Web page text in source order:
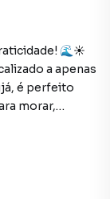
🌊☀️
a apenas
é perfeito
morar,